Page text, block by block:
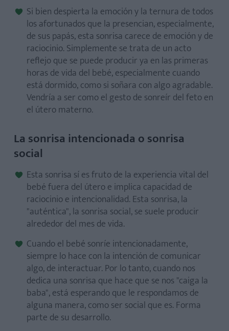
Si bien despierta la emoción y la ternura de todos
los afortunados que la presencian, especialmente,
de sus papás, esta sonrisa carece de emoción y de
raciocinio. Simplemente se trata de un acto
reflejo que se puede producir ya en las primeras
horas de vida del bebé, especialmente cuando
está dormido, como si soñara con algo agradable.
Vendría a ser como el gesto de sonreír del feto en
el útero materno.
La sonrisa intencionada o sonrisa
social
Esta sonrisa sí es fruto de la experiencia vital del
bebé fuera del útero e implica capacidad de
raciocinio e intencionalidad. Esta sonrisa, la
"auténtica", la sonrisa social, se suele producir
alrededor del mes de vida.
Cuando el bebé sonríe intencionadamente,
siempre lo hace con la intención de comunicar
algo, de interactuar. Por lo tanto, cuando nos
dedica una sonrisa que hace que se nos "caiga la
baba", está esperando que le respondamos de
alguna manera, como ser social que es. Forma
parte de su desarrollo.